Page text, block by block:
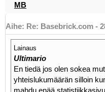
MB
Aihe: Re: Basebrick.com -
Lainaus
Ultimario
En tiedä jos olen sokea
yhteislukumäärän silloin